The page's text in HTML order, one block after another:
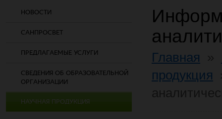
НОВОСТИ
САНПРОСВЕТ
ПРЕДЛАГАЕМЫЕ УСЛУГИ
СВЕДЕНИЯ ОБ ОБРАЗОВАТЕЛЬНОЙ
ОРГАНИЗАЦИИ
НАУЧНАЯ ПРОДУКЦИЯ
Главная
продукция